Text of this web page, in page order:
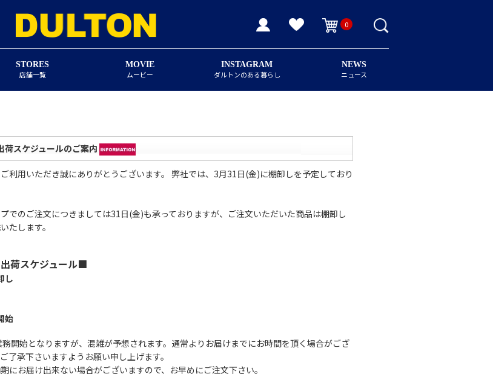
0
STORES
店舗一覧
MOVIE
ムービー
INSTAGRAM
ダルトンのある暮らし
NEWS
ニュース
荷スケジュールのご案内
利用いただき誠にありがとうございます。 弊社では、3月31日(金)に棚卸しを予定しており
でのご注文につきましては31日(金)も承っておりますが、ご注文いただいた商品は棚卸し
たします。
荷スケジュール■
し
始
開始となりますが、混雑が予想されます。通常よりお届けまでにお時間を頂く場合がござ
了承下さいますようお願い申し上げます。
にお届け出来ない場合がございますので、お早めにご注文下さい。